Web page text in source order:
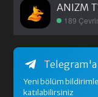
ANIZM
189
Telegram'a
Yeni bölüm
katılabilirsiniz